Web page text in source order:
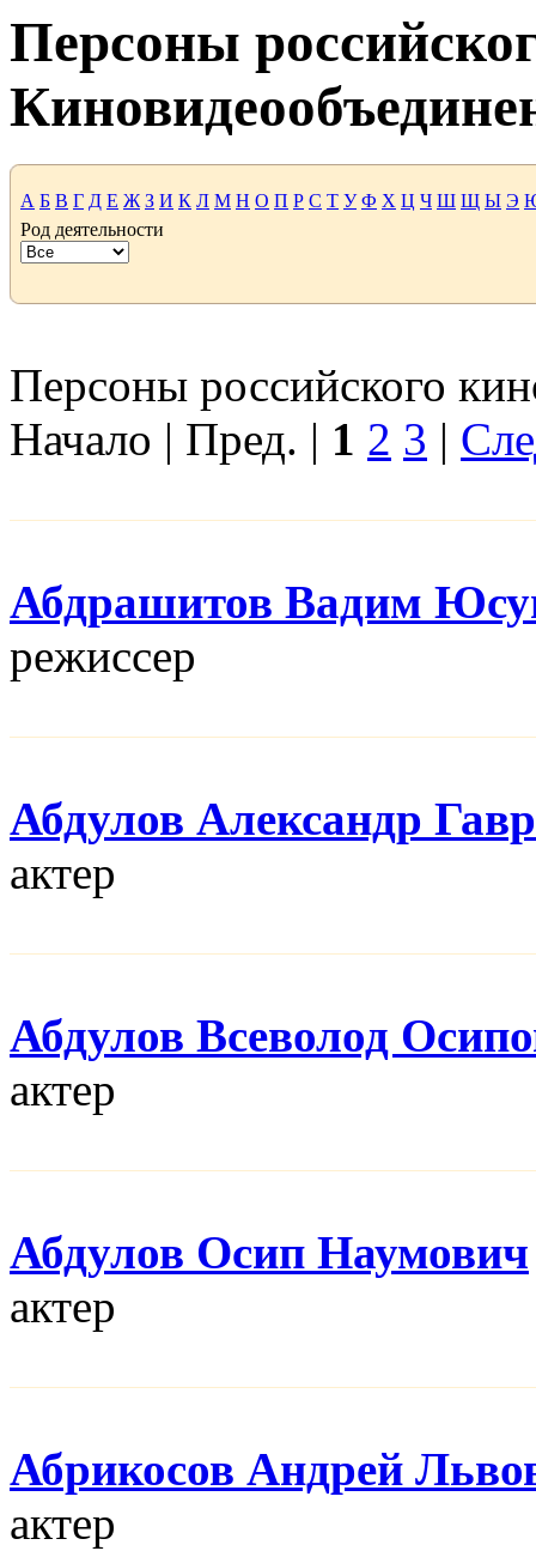
Персоны
А Б В Г Д Е Ж З И К Л М Н О П Р С Т У Ф Х Ц Ч Ш Щ Ы Э
Род деятельности
Персоны российского
Начало | Пред. | 1 2 3 |
Абдрашитов Вадим
режисcер
Абдулов Александр
актер
Абдулов Всеволод
актер
Абдулов Осип Наумович
актер
Абрикосов Андрей
актер